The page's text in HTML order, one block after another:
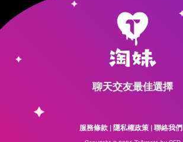
聊天交友最佳選擇
服務條款 |隱私權政策 |聯絡我們